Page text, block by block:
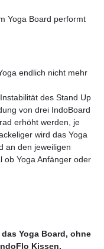
Yoga Board performt
endlich nicht mehr
des Stand Up
von drei IndoBoard
erhöht werden, je
wird das Yoga
an den jeweiligen
ob Yoga Anfänger oder
Yoga Board, ohne
Kissen.